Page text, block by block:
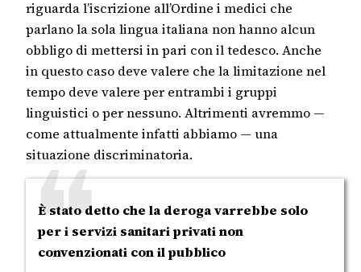
riguarda l’iscrizione all’Ordine i medici che
parlano la sola lingua italiana non hanno alcun
obbligo di mettersi in pari con il tedesco. Anche
in questo caso deve valere che la limitazione nel
tempo deve valere per entrambi i gruppi
linguistici o per nessuno. Altrimenti avremmo —
come attualmente infatti abbiamo — una
situazione discriminatoria.
È stato detto che la deroga varrebbe solo
per i servizi sanitari privati non
convenzionati con il pubblico